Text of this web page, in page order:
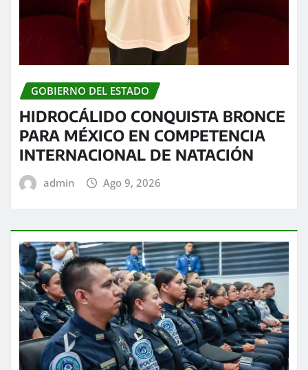
GOBIERNO DEL ESTADO
HIDROCÁLIDO CONQUISTA BRONCE
PARA MÉXICO EN COMPETENCIA
INTERNACIONAL DE NATACIÓN
admin Ago 9, 2026